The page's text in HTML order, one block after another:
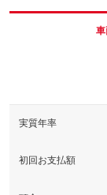
車
実質年率
初回お支払額